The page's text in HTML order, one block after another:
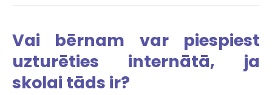
Vai bērnam var piespiest
uzturēties internātā, ja
skolai tāds ir?